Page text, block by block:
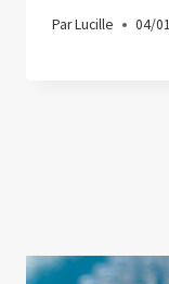
ParLucille 04/